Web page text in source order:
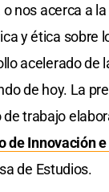
nos acerca a la
y ética sobre
acelerado de
de hoy. La
trabajo
de Innovación
de Estudios.